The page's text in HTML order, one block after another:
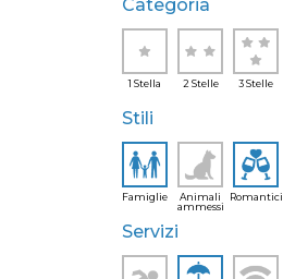
Categoria
1 Stella 2 Stelle 3 Stelle
Stili
Famiglie
Animali
ammessi
Romantici
Servizi